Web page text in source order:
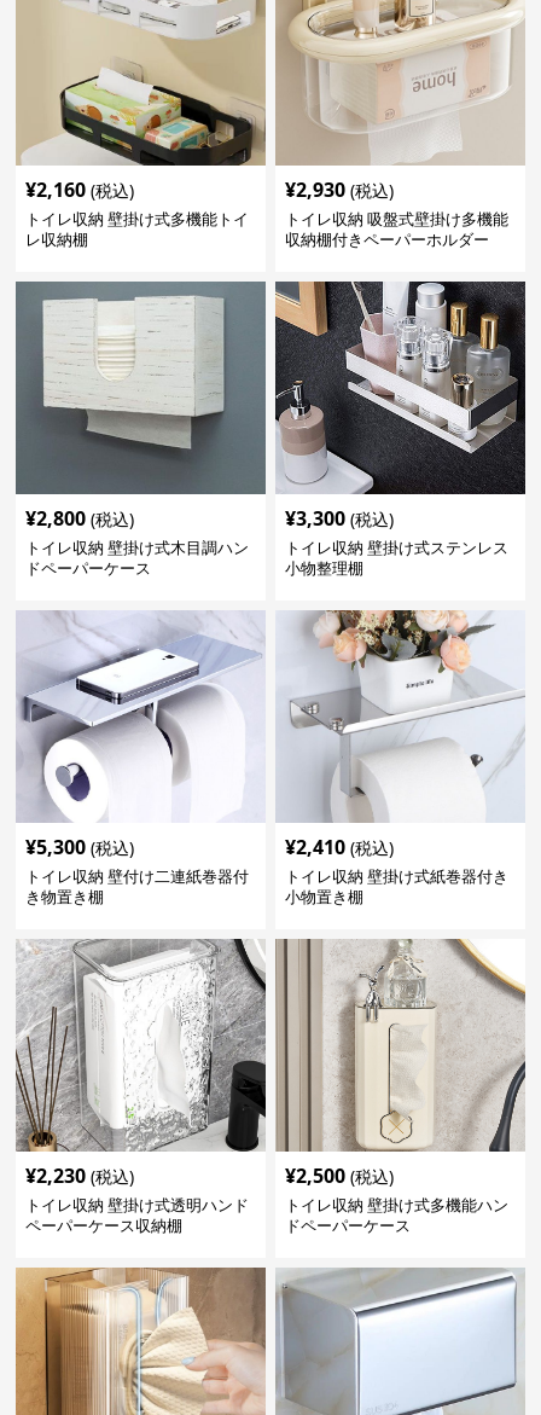
¥2,160 (税込)
トイレ収納 壁掛け式多機能トイ
レ収納棚
¥2,930 (税込)
トイレ収納 吸盤式壁掛け多機能
収納棚付きペーパーホルダー
¥2,800 (税込)
トイレ収納 壁掛け式木目調ハン
ドペーパーケース
¥3,300 (税込)
トイレ収納 壁掛け式ステンレス
小物整理棚
¥5,300 (税込)
トイレ収納 壁付け二連紙巻器付
き物置き棚
¥2,410 (税込)
トイレ収納 壁掛け式紙巻器付き
小物置き棚
¥2,230 (税込)
トイレ収納 壁掛け式透明ハンド
ペーパーケース収納棚
¥2,500 (税込)
トイレ収納 壁掛け式多機能ハン
ドペーパーケース